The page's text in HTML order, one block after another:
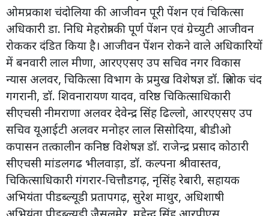
ओमप्रकाश चंदोलिया की आजीवन पूरी पेंशन एवं चिकित्सा
अधिकारी डा. निधि मेहरोत्रा की पूर्ण पेंशन एवं ग्रेच्युटी आजीवन
रोककर दंडित किया है। आजीवन पेंशन रोकने वाले अधिकारियों
में बनवारी लाल मीणा, आरएएसए उप सचिव नगर विकास
न्यास अलवर, चिकित्सा विभाग के प्रमुख विशेषज्ञ डॉ. त्रिलोक चंद
गगरानी, डॉ. शिवनारायण यादव, वरिष्ठ चिकित्साधिकारी
सीएचसी नीमराणा अलवर देवेन्द्र सिंह ढिल्लो, आरएएसए उप
सचिव यूआईटी अलवर मनोहर लाल सिसोदिया, बीडीओ
कपासन तत्कालीन कनिष्ठ विशेषज्ञ डॉ. राजेन्द्र प्रसाद कोठारी
सीएचसी मांडलगढ भीलवाड़ा, डॉ. कल्पना श्रीवास्तव,
चिकित्साधिकारी गंगरार-चित्तौडगढ़, नृसिंह रेबारी, सहायक
अभियंता पीडब्ल्यूडी प्रतापगढ़, सुरेश माथुर, अधिशाषी